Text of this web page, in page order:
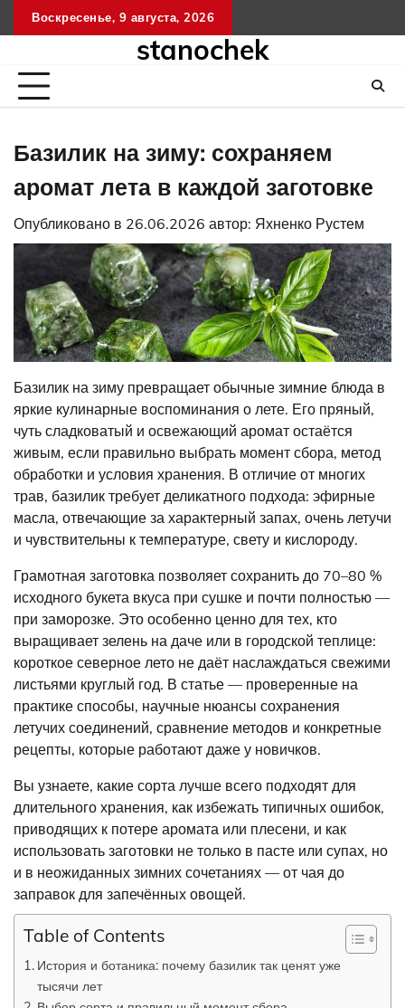
Перейти
к
Воскресенье, 9 августа, 2026
stanochek
Базилик на зиму: сохраняем
аромат лета в каждой заготовке
Опубликовано в 26.06.2026 автор: Яхненко Рустем
Базилик на зиму превращает обычные зимние блюда в
яркие кулинарные воспоминания о лете. Его пряный,
чуть сладковатый и освежающий аромат остаётся
живым, если правильно выбрать момент сбора, метод
обработки и условия хранения. В отличие от многих
трав, базилик требует деликатного подхода: эфирные
масла, отвечающие за характерный запах, очень летучи
и чувствительны к температуре, свету и кислороду.
Грамотная заготовка позволяет сохранить до 70–80 %
исходного букета вкуса при сушке и почти полностью —
при заморозке. Это особенно ценно для тех, кто
выращивает зелень на даче или в городской теплице:
короткое северное лето не даёт наслаждаться свежими
листьями круглый год. В статье — проверенные на
практике способы, научные нюансы сохранения
летучих соединений, сравнение методов и конкретные
рецепты, которые работают даже у новичков.
Вы узнаете, какие сорта лучше всего подходят для
длительного хранения, как избежать типичных ошибок,
приводящих к потере аромата или плесени, и как
использовать заготовки не только в пасте или супах, но
и в неожиданных зимних сочетаниях — от чая до
заправок для запечённых овощей.
Table of Contents
История и ботаника: почему базилик так ценят уже
тысячи лет